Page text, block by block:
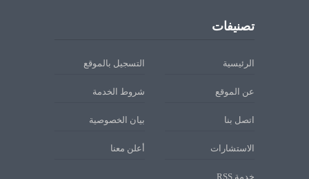
تصنيفات
الرئيسية التسجيل بالموقع
عن الموقع شروط الخدمة
اتصل بنا بيان الخصوصية
الاستشارات أعلن معنا
خدمة RSS